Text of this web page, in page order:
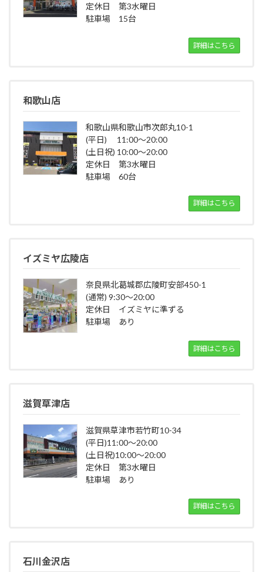
定休日 第3水曜日
駐車場 15台
詳細はこちら
和歌山店
和歌山県和歌山市次郎丸10-1
(平日) 11:00～20:00
(土日祝) 10:00～20:00
定休日 第3水曜日
駐車場 60台
詳細はこちら
イズミヤ広陵店
奈良県北葛城郡広陵町安部450-1
(通常) 9:30～20:00
定休日 イズミヤに準ずる
駐車場 あり
詳細はこちら
滋賀草津店
滋賀県草津市若竹町10-34
(平日)11:00～20:00
(土日祝)10:00～20:00
定休日 第3水曜日
駐車場 あり
詳細はこちら
石川金沢店